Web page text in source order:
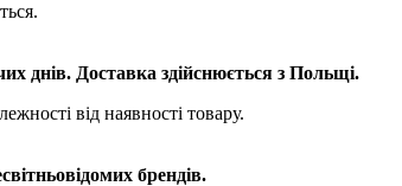
днів. Доставка здійснюється з Польщі.
від наявності товару.
брендів.